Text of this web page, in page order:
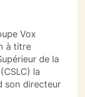
Vox
à titre
de la
(CSLC) la
son directeur